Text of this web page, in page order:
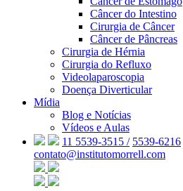
Câncer do Intestino
Cirurgia de Câncer
Câncer de Pâncreas
Cirurgia de Hérnia
Cirurgia do Refluxo
Videolaparoscopia
Doença Diverticular
Mídia
Blog e Notícias
Vídeos e Aulas
11 5539-3515 / 5539-6216
contato@institutomorrell.com